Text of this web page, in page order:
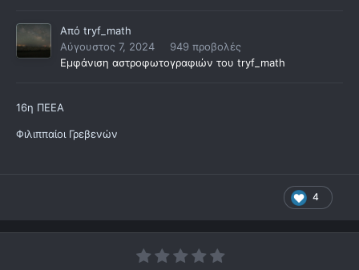
Από tryf_math
Αύγουστος 7, 2024
949 προβολές
Εμφάνιση αστροφωτογραφιών του tryf_math
16η ΠΕΕΑ
Φιλιππαίοι Γρεβενών
4